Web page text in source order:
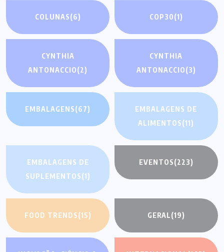
COLUNAS(6) COP30(1)
CYNTHIA
ANTONACCIO(2)
CYNTHIA
ANTONACCIO(3)
EMBALAGENS(67)
EMBALAGENS DE
ALIMENTOS(11)
EMBALAGENS DE
SUPLEMENTOS(1)
EVENTOS(223)
FOOD TRENDS(15) GERAL(19)